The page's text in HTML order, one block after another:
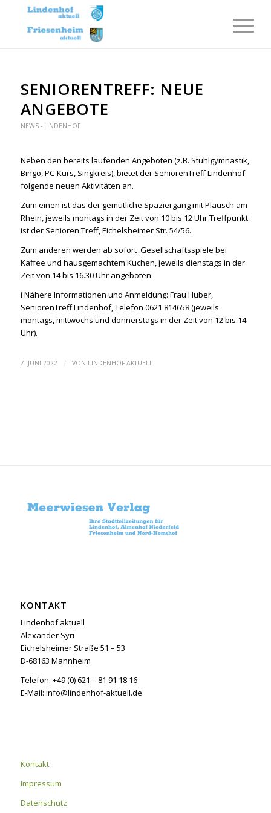
SENIORENTREFF: NEUE
ANGEBOTE
NEWS - LINDENHOF
Neben den bereits laufenden Angeboten (z.B. Stuhlgymnastik,
Bingo, PC-Kurs, Singkreis), bietet der SeniorenTreff Lindenhof
folgende neuen Aktivitäten an.
Zum einen ist das der gemütliche Spaziergang mit Plausch am
Rhein, jeweils montags in der Zeit von 10 bis 12 Uhr Treffpunkt
ist der Senioren Treff, Eichelsheimer Str. 54/56.
Zum anderen werden ab sofort Gesellschaftsspiele bei
Kaffee und hausgemachtem Kuchen, jeweils dienstags in der
Zeit von 14 bis 16.30 Uhr angeboten
i Nähere Informationen und Anmeldung: Frau Huber,
SeniorenTreff Lindenhof, Telefon 0621 814658 (jeweils
montags, mittwochs und donnerstags in der Zeit von 12 bis 14
Uhr).
7. JUNI 2022 / VON LINDENHOF AKTUELL
KONTAKT
Lindenhof aktuell
Alexander Syri
Eichelsheimer Straße 51 – 53
D-68163 Mannheim
Telefon: +49 (0) 621 – 81 91 18 16
E-Mail: info@lindenhof-aktuell.de
Kontakt
Impressum
Datenschutz